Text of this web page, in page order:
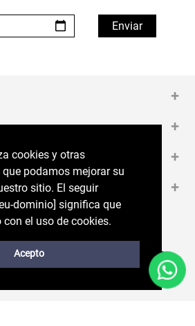
cookies y otras
podamos mejorar su
sitio. El seguir
significa que estás
uso de cookies.
Acepto
cookies y otras
podamos mejorar su
sitio. El seguir
dominio] significa que
el uso de cookies.
Acepto
+
+
+
+
RRSS